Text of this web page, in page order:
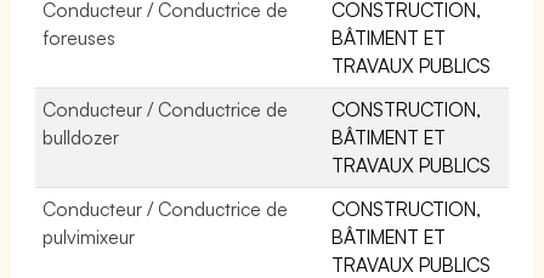
Conducteur / Conductrice de
foreuses
CONSTRUCTION,
BÂTIMENT ET
TRAVAUX PUBLICS
Conducteur / Conductrice de
bulldozer
CONSTRUCTION,
BÂTIMENT ET
TRAVAUX PUBLICS
Conducteur / Conductrice de
pulvimixeur
CONSTRUCTION,
BÂTIMENT ET
TRAVAUX PUBLICS